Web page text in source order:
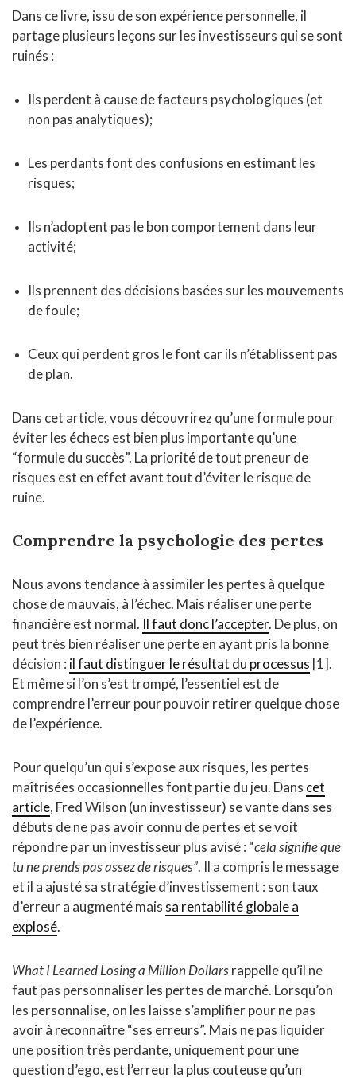
Dans ce livre, issu de son expérience personnelle, il
partage plusieurs leçons sur les investisseurs qui se sont
ruinés :
Ils perdent à cause de facteurs psychologiques (et
non pas analytiques);
Les perdants font des confusions en estimant les
risques;
Ils n’adoptent pas le bon comportement dans leur
activité;
Ils prennent des décisions basées sur les mouvements
de foule;
Ceux qui perdent gros le font car ils n’établissent pas
de plan.
Dans cet article, vous découvrirez qu’une formule pour
éviter les échecs est bien plus importante qu’une
“formule du succès”. La priorité de tout preneur de
risques est en effet avant tout d’éviter le risque de
ruine.
Comprendre la psychologie des pertes
Nous avons tendance à assimiler les pertes à quelque
chose de mauvais, à l’échec. Mais réaliser une perte
financière est normal. Il faut donc l’accepter. De plus, on
peut très bien réaliser une perte en ayant pris la bonne
décision : il faut distinguer le résultat du processus [1].
Et même si l’on s’est trompé, l’essentiel est de
comprendre l’erreur pour pouvoir retirer quelque chose
de l’expérience.
Pour quelqu’un qui s’expose aux risques, les pertes
maîtrisées occasionnelles font partie du jeu. Dans cet
article, Fred Wilson (un investisseur) se vante dans ses
débuts de ne pas avoir connu de pertes et se voit
répondre par un investisseur plus avisé : “cela signifie que
tu ne prends pas assez de risques”. Il a compris le message
et il a ajusté sa stratégie d’investissement : son taux
d’erreur a augmenté mais sa rentabilité globale a
explosé.
What I Learned Losing a Million Dollarsrappelle qu’il ne
faut pas personnaliser les pertes de marché. Lorsqu’on
les personnalise, on les laisse s’amplifier pour ne pas
avoir à reconnaître “ses erreurs”. Mais ne pas liquider
une position très perdante, uniquement pour une
question d’ego, est l’erreur la plus couteuse qu’un